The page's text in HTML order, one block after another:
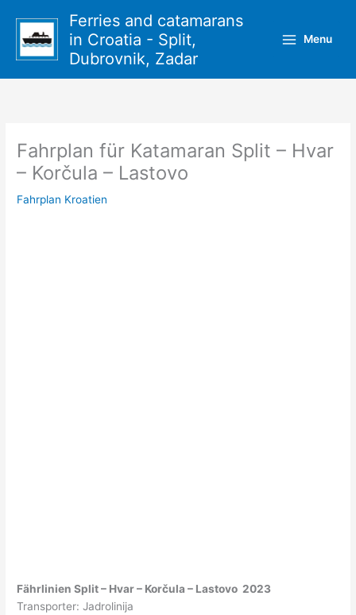
Inhalt
springen
Ferries and catamarans
in Croatia - Split,
Dubrovnik, Zadar
Menu
Fahrplan für Katamaran Split – Hvar
– Korčula – Lastovo
Fahrplan Kroatien
Fährlinien Split – Hvar – Korčula – Lastovo 2023
Transporter: Jadrolinija